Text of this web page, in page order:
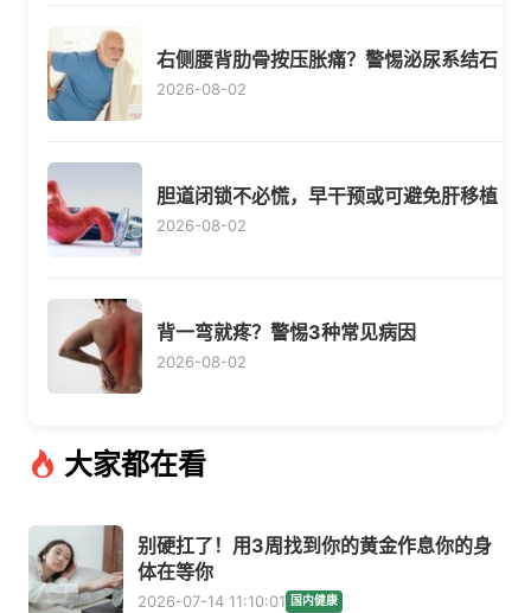
右侧腰背肋骨按压胀痛？警惕泌尿系结石
2026-08-02
胆道闭锁不必慌，早干预或可避免肝移植
2026-08-02
背一弯就疼？警惕3种常见病因
2026-08-02
大家都在看
别硬扛了！用3周找到你的黄金作息你的身
体在等你
2026-07-14 11:10:01 国内健康